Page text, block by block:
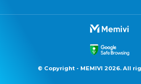
© Copyright - MEMIVI 2026. All